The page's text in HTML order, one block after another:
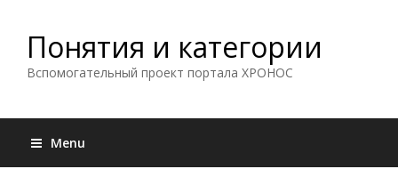
Понятия и категории
Вспомогательный проект портала ХРОНОС
Menu